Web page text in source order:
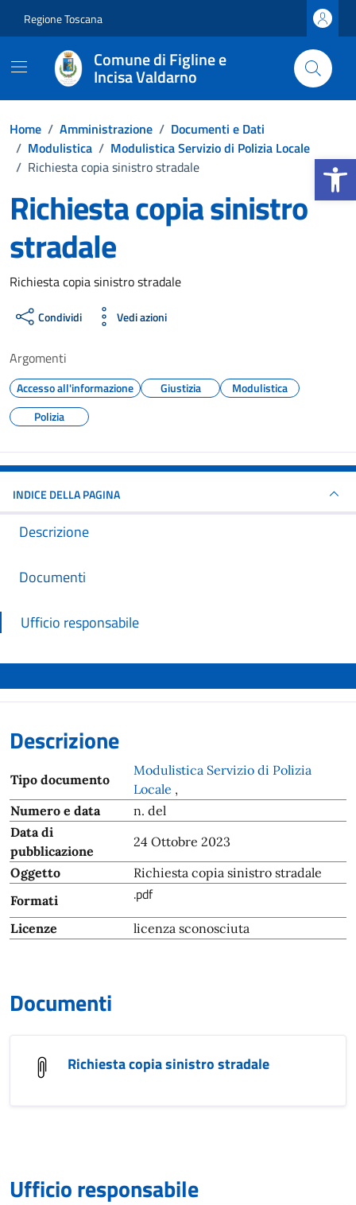
Apri la
Regione Toscana
Comune di Figline e
Incisa Valdarno
Home / Amministrazione / Documenti e Dati
/ Modulistica / Modulistica Servizio di Polizia Locale
/ Richiesta copia sinistro stradale
Richiesta copia sinistro
stradale
Dettagli del documento
Richiesta copia sinistro stradale
Condividi Vedi azioni
Argomenti
Accesso all'informazione Giustizia
Modulistica
Polizia
INDICE DELLA PAGINA
Descrizione
Documenti
Ufficio responsabile
Descrizione
Tipo documento
Modulistica Servizio di Polizia
Locale ,
Numero e data
n. del
Data di
pubblicazione
24 Ottobre 2023
Oggetto
Richiesta copia sinistro stradale
Formati
.pdf
Licenze licenza sconosciuta
Documenti
Richiesta copia sinistro stradale
Ufficio responsabile